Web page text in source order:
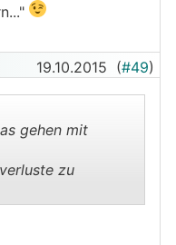
19.10.2015 (#49)
gehen mit
zu